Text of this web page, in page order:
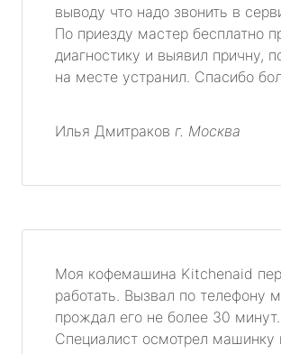
выводу что надо звонить в
По приезду мастер бесплатно
диагностику и выявил причну,
на месте устранил. Спасибо
Илья Дмитраков г. Москва
Моя кофемашина Kitchenaid
работать. Вызвал по телефону
прождал его не более 30 минут.
Специалист осмотрел машинку